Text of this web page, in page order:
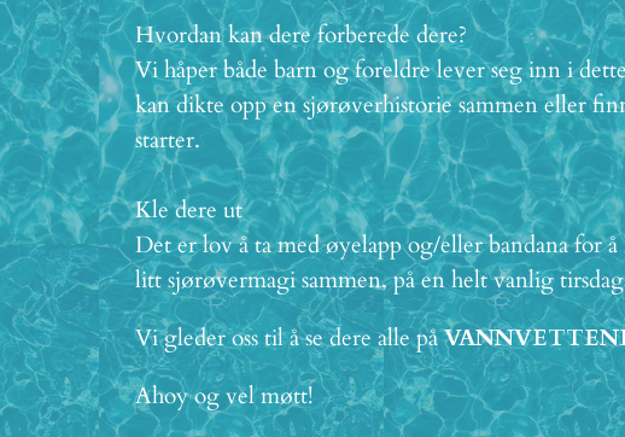
Hvordan kan dere forberede dere?
Vi håper både barn og foreldre lever seg inn i
kan dikte opp en sjørøverhistorie sammen eller
starter.
Kle dere ut
Det er lov å ta med øyelapp og/eller bandana for
litt sjørøvermagi sammen, på en helt vanlig
Vi gleder oss til å se dere alle på
Ahoy og vel møtt!